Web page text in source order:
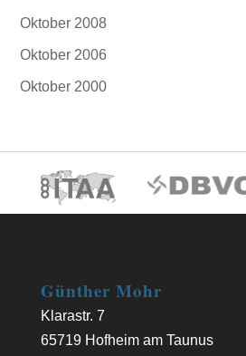
Oktober 2008
Oktober 2006
Oktober 2000
Günther Mohr
Klarastr. 7
65719 Hofheim am Taunus